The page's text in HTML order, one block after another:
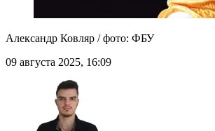
Александр Ковляр / фото: ФБУ
09 августа 2025, 16:09